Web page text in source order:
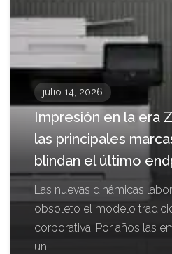
julio 14, 2026
Impresión en la era
las principales
blindan el último
Las nuevas dinámicas
obsoleto el modelo
corporativa. Por años las
un